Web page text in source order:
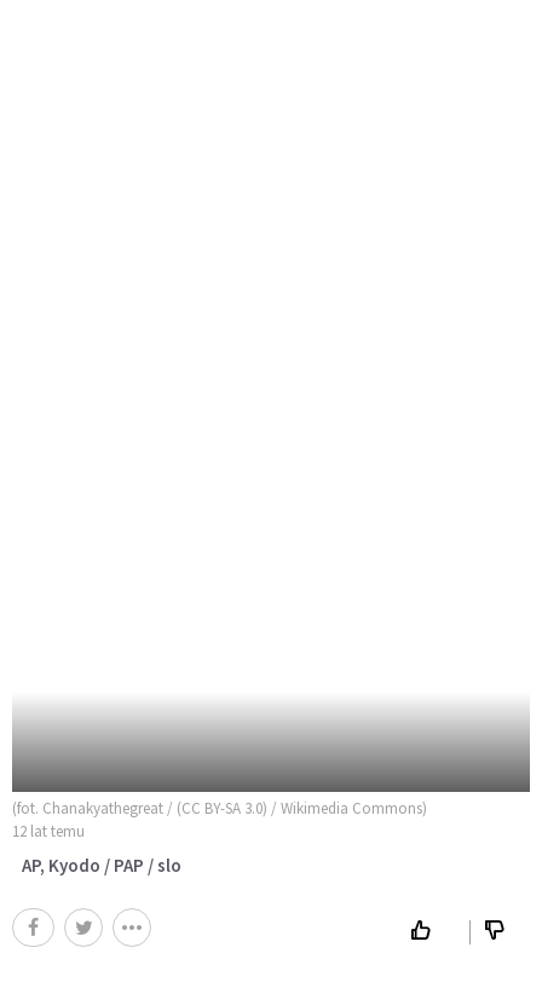
(fot. Chanakyathegreat / (CC BY-SA 3.0) / Wikimedia Commons)
12 lat temu
AP, Kyodo / PAP / slo